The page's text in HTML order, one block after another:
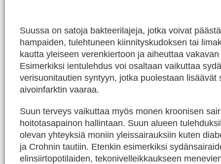
Suussa on satoja bakteerilajeja, jotka voivat
hampaiden, tulehtuneen kiinnityskudoksen tai
kautta yleiseen verenkiertoon ja aiheuttaa
Esimerkiksi ientulehdus voi osaltaan vaikuttaa
verisuonitautien syntyyn, jotka puolestaan lisäävät
aivoinfarktin vaaraa.
Suun terveys vaikuttaa myös monen kroonisen
hoitotasapainon hallintaan. Suun alueen
olevan yhteyksiä moniin yleissairauksiin kuten
ja Crohnin tautiin. Etenkin esimerkiksi
elinsiirtopotilaiden, tekonivelleikkaukseen